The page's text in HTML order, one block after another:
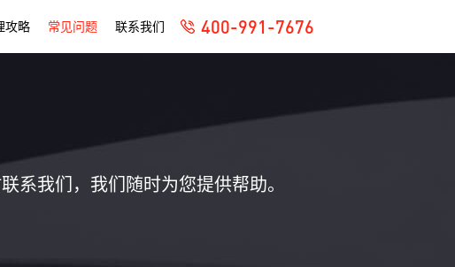
攻略 常见问题 联系我们 400-991-7676
系我们，我们随时为您提供帮助。